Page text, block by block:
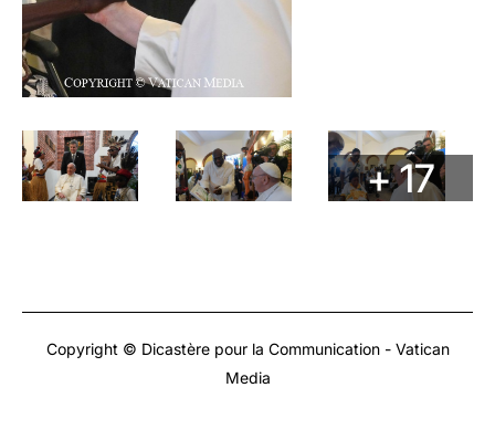
+ 17
Copyright © Dicastère pour la Communication - Vatican
Media